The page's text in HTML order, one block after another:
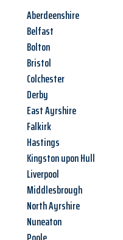
Aberdeenshire
Belfast
Bolton
Bristol
Colchester
Derby
East Ayrshire
Falkirk
Hastings
Kingston upon Hull
Liverpool
Middlesbrough
North Ayrshire
Nuneaton